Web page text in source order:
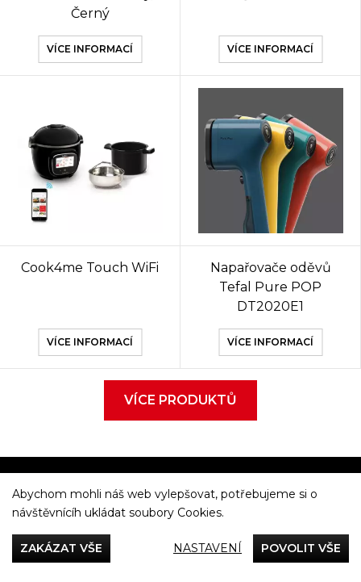
Černý
VÍCE INFORMACÍ VÍCE INFORMACÍ
Cook4me Touch WiFi
VÍCE INFORMACÍ
Napařovače oděvů
Tefal Pure POP
DT2020E1
VÍCE INFORMACÍ
VÍCE PRODUKTŮ
Večeříme společně
Abychom mohli náš web vylepšovat, potřebujeme si o
návštěvnícíh ukládat soubory Cookies.
ZAKÁZAT VŠE NASTAVENÍ POVOLIT VŠE